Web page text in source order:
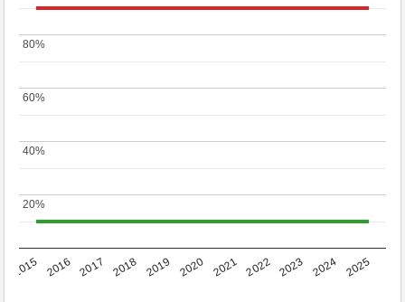
2015 2016 2017 2018 2019 2020 2021 2022 2023 2024 2025
20%
20%
40%
40%
60%
60%
80%
80%